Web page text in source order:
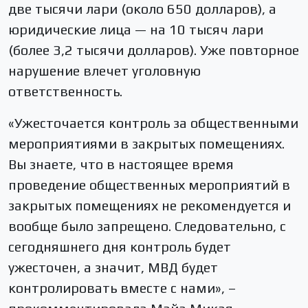
две тысячи лари (около 650 долларов), а
юридические лица — на 10 тысяч лари
(более 3,2 тысячи долларов). Уже повторное
нарушение влечет уголовную
ответственность.
«Ужесточается контроль за общественными
мероприятиями в закрытых помещениях.
Вы знаете, что в настоящее время
проведение общественных мероприятий в
закрытых помещениях не рекомендуется и
вообще было запрещено. Следовательно, с
сегодняшнего дня контроль будет
ужесточен, а значит, МВД будет
контролировать вместе с нами», –